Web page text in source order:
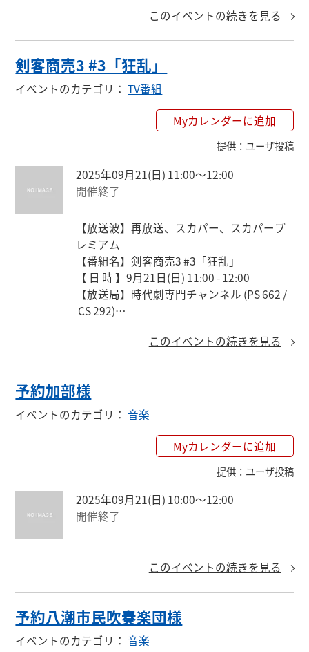
昭和の亡霊が宿る写真と眠る20
【放送局】ファミリー劇場 (PS 660 / CS 293)
【出演者】中村梅雀 原日出子 岡田茉莉子 神
里見浩太朗 梅野泰靖 大路恵美 宮
下直紀 加藤純平 ほか
【 詳 細 】番組内容（テレ東版） https://ww
w.tv-tokyo.co.jp/mystery/back_168.html
【その他】野本美貴役
このイベントの続きを見る
剣客商売3 #3「狂乱」
イベントのカテゴリ ： TV番組
Myカレンダーに追加
提供： ユーザ投稿
2025年09月21(日) 11:00〜12:00
開催終了
【放送波】再放送、スカパー、スカパープ
レミアム
【番組名】剣客商売3 #3「狂乱」
【 日 時 】9月21日(日) 11:00 - 12:00
【放送局】時代劇専門チャンネル (PS 662 /
CS 292)
芽衣子 三浦浩一 ほかこのイベントの続きを見る
予約加部様
イベントのカテゴリ ： 音楽
Myカレンダーに追加
提供： ユーザ投稿
2025年09月21(日) 10:00〜12:00
開催終了
このイベントの続きを見る
予約八潮市民吹奏楽団様
イベントのカテゴリ ： 音楽